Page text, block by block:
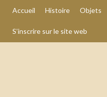
Accueil Histoire Objets
S’inscrire sur le site web